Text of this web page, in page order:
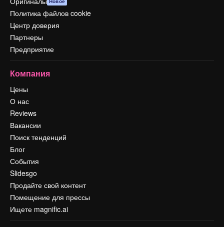
Политика файлов cookie
Центр доверия
Партнеры
Предприятие
Компания
Цены
О нас
Reviews
Вакансии
Поиск тенденций
Блог
События
Slidesgo
Продайте свой контент
Помещение для прессы
Ищете magnific.ai